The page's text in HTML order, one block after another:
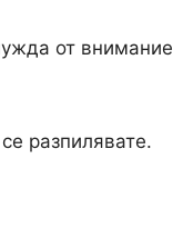
от внимание
разпилявате.